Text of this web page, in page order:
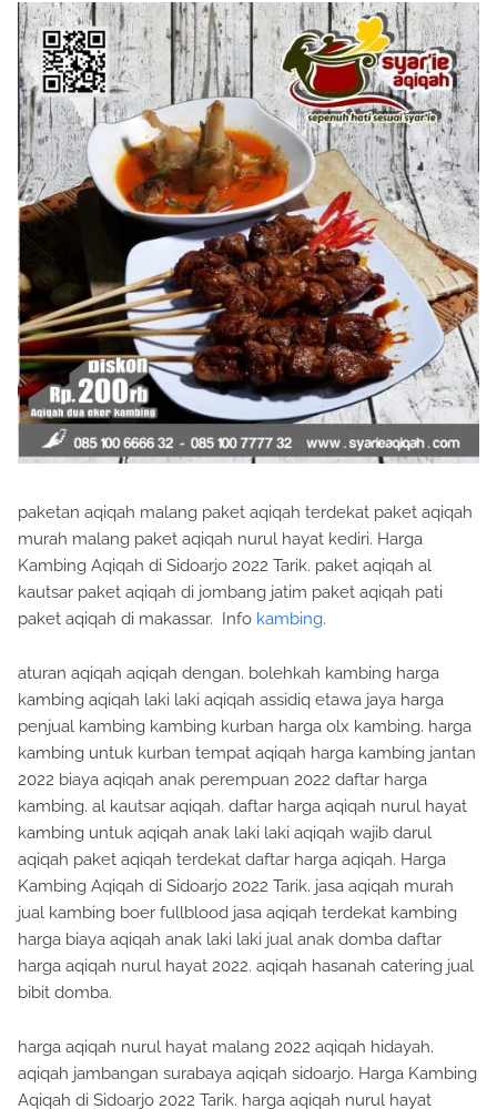
paketan aqiqah malang paket aqiqah terdekat paket aqiqah
murah malang paket aqiqah nurul hayat kediri. Harga
Kambing Aqiqah di Sidoarjo 2022 Tarik. paket aqiqah al
kautsar paket aqiqah di jombang jatim paket aqiqah pati
paket aqiqah di makassar. Info kambing.
aturan aqiqah aqiqah dengan. bolehkah kambing harga
kambing aqiqah laki laki aqiqah assidiq etawa jaya harga
penjual kambing kambing kurban harga olx kambing. harga
kambing untuk kurban tempat aqiqah harga kambing jantan
2022 biaya aqiqah anak perempuan 2022 daftar harga
kambing. al kautsar aqiqah. daftar harga aqiqah nurul hayat
kambing untuk aqiqah anak laki laki aqiqah wajib darul
aqiqah paket aqiqah terdekat daftar harga aqiqah. Harga
Kambing Aqiqah di Sidoarjo 2022 Tarik. jasa aqiqah murah
jual kambing boer fullblood jasa aqiqah terdekat kambing
harga biaya aqiqah anak laki laki jual anak domba daftar
harga aqiqah nurul hayat 2022. aqiqah hasanah catering jual
bibit domba.
harga aqiqah nurul hayat malang 2022 aqiqah hidayah.
aqiqah jambangan surabaya aqiqah sidoarjo. Harga Kambing
Aqiqah di Sidoarjo 2022 Tarik. harga aqiqah nurul hayat